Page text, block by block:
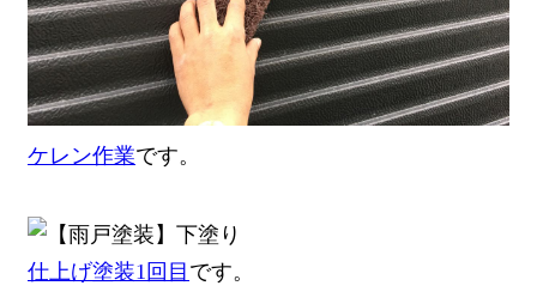
ケレン作業です。
仕上げ塗装1回目 です。